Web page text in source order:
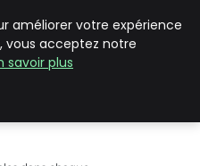
améliorer votre expérience
vous acceptez notre
savoir plus